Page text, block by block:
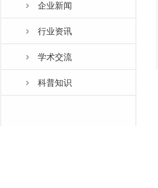
企业新闻
行业资讯
学术交流
科普知识